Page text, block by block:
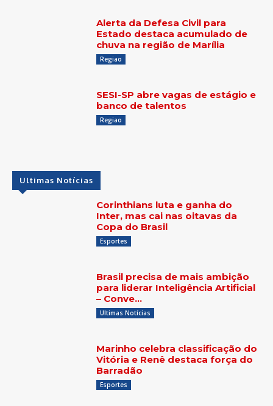
Alerta da Defesa Civil para
Estado destaca acumulado de
chuva na região de Marília
Regiao
SESI-SP abre vagas de estágio e
banco de talentos
Regiao
Ultimas Notícias
Corinthians luta e ganha do
Inter, mas cai nas oitavas da
Copa do Brasil
Esportes
Brasil precisa de mais ambição
para liderar Inteligência Artificial
– Conve…
Ultimas Notícias
Marinho celebra classificação do
Vitória e Renê destaca força do
Barradão
Esportes